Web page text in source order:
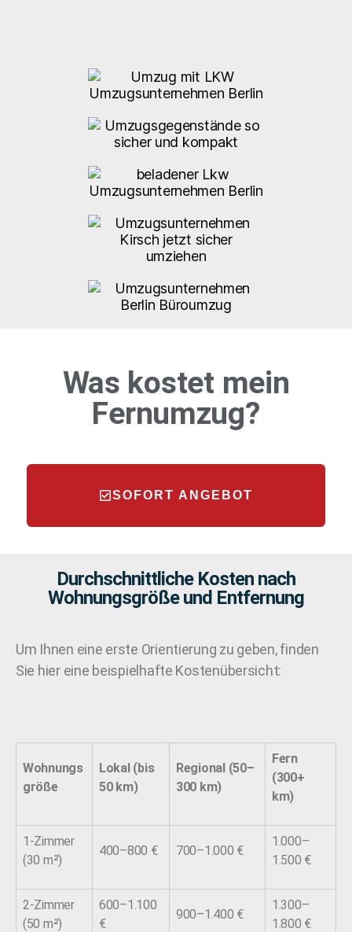
Was kostet mein
Fernumzug?
SOFORT ANGEBOT
Durchschnittliche Kosten nach
Wohnungsgröße und Entfernung
Um Ihnen eine erste Orientierung zu geben, finden
Sie hier eine beispielhafte Kostenübersicht:
Wohnungs
größe
Lokal (bis
50 km)
Regional (50–
300 km)
Fern
(300+
km)
1-Zimmer
(30 m²)
400–800 € 700–1.000 €
1.000–
1.500 €
2-Zimmer
(50 m²)
600–1.100
€
900–1.400 €
1.300–
1.800 €